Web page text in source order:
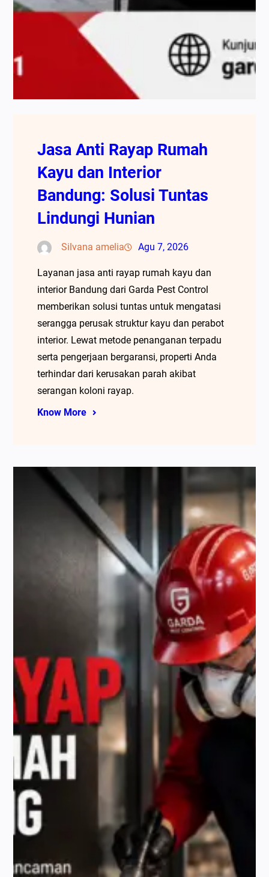
Jasa Anti Rayap Rumah
Kayu dan Interior
Bandung: Solusi Tuntas
Lindungi Hunian
Silvana amelia Agu 7, 2026
Layanan jasa anti rayap rumah kayu dan
interior Bandung dari Garda Pest Control
memberikan solusi tuntas untuk mengatasi
serangga perusak struktur kayu dan perabot
interior. Lewat metode penanganan terpadu
serta pengerjaan bergaransi, properti Anda
terhindar dari kerusakan parah akibat
serangan koloni rayap.
Know More